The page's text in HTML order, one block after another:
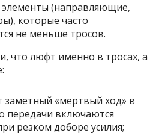
элементы (направляющие,
которые часто
не меньше тросов.
что люфт именно в тросах, а
заметный «мертвый ход» в
передачи включаются
резком доборе усилия;